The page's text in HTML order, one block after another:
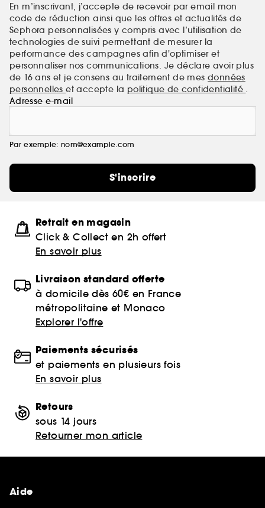
En m’inscrivant, j’accepte de recevoir par email mon
code de réduction ainsi que les offres et actualités de
Sephora personnalisées y compris avec l’utilisation de
technologies de suivi permettant de mesurer la
performance des campagnes afin d'optimiser et
personnaliser nos communications. Je déclare avoir plus
de 16 ans et je consens au traitement de mes données
personnelleset accepte la politique de confidentialité .
Adresse e-mail
Par exemple: nom@example.com
S'inscrire
Retrait en magasin
Click & Collect en 2h offert
En savoir plus
Livraison standard offerte
à domicile dès 60€ en France
métropolitaine et Monaco
Explorer l'offre
Paiements sécurisés
et paiements en plusieurs fois
En savoir plus
Retours
sous 14 jours
Retourner mon article
Aide